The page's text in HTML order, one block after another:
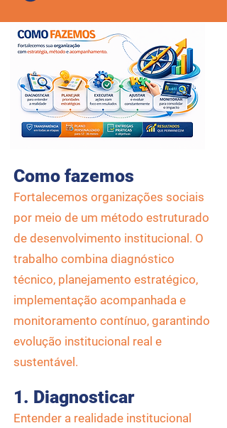
Como fazemos
Fortalecemos organizações sociais
por meio de um método estruturado
de desenvolvimento institucional. O
trabalho combina diagnóstico
técnico, planejamento estratégico,
implementação acompanhada e
monitoramento contínuo, garantindo
evolução institucional real e
sustentável.
1. Diagnosticar
Entender a realidade institucional